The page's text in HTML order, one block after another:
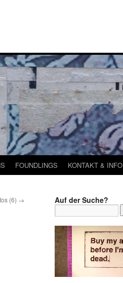
FOUNDLINGS KONTAKT & INFO
(6) → Auf der Suche?